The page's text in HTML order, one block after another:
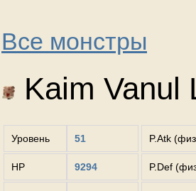
Все монстры
Kaim Vanul
Уровень 51
HP 9294
P.Atk
P.Def